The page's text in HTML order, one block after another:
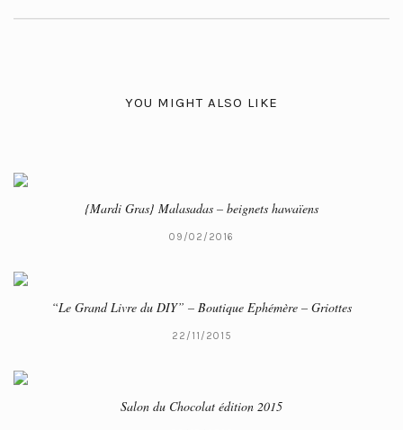
YOU MIGHT ALSO LIKE
{Mardi Gras} Malasadas – beignets hawaïens
09/02/2016
“Le Grand Livre du DIY” – Boutique Ephémère – Griottes
22/11/2015
Salon du Chocolat édition 2015